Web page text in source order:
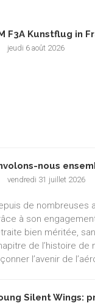
F3A Kunstflug in
jeudi 6 août 2026
nous
vendredi 31 juillet 2026
de nombreuses
à son
bien méritée,
de l’histoire
l’avenir de
Silent Wings: